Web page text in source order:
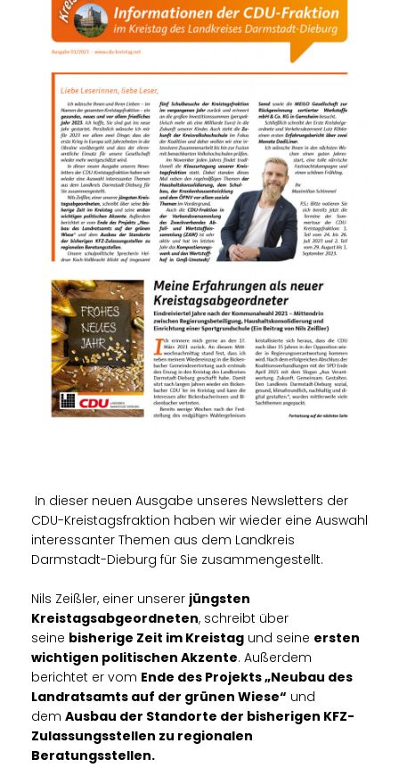
In dieser neuen Ausgabe unseres Newsletters der
CDU-Kreistagsfraktion haben wir wieder eine Auswahl
interessanter Themen aus dem Landkreis
Darmstadt-Dieburg für Sie zusammengestellt.
Nils Zeißler, einer unserer jüngsten
Kreistagsabgeordneten, schreibt über
seine bisherige Zeit im Kreistag und seine ersten
wichtigen politischen Akzente. Außerdem
berichtet er vom Ende des Projekts „Neubau des
Landratsamts auf der grünen Wiese“ und
dem Ausbau der Standorte der bisherigen KFZ-
Zulassungsstellen zu regionalen
Beratungsstellen.